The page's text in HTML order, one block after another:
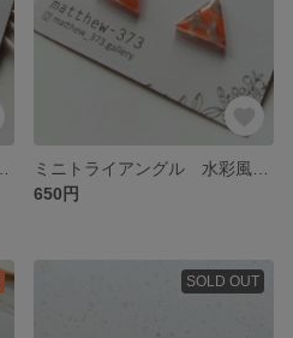
650円
SOLD OUT